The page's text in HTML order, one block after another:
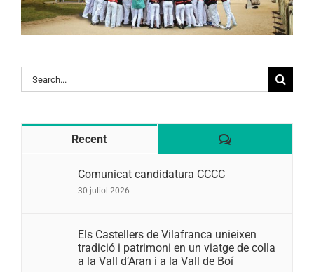
Search
for:
Recent Comentaris
Comunicat candidatura CCCC
30 juliol 2026
Els Castellers de Vilafranca unieixen
tradició i patrimoni en un viatge de colla
a la Vall d’Aran i a la Vall de Boí